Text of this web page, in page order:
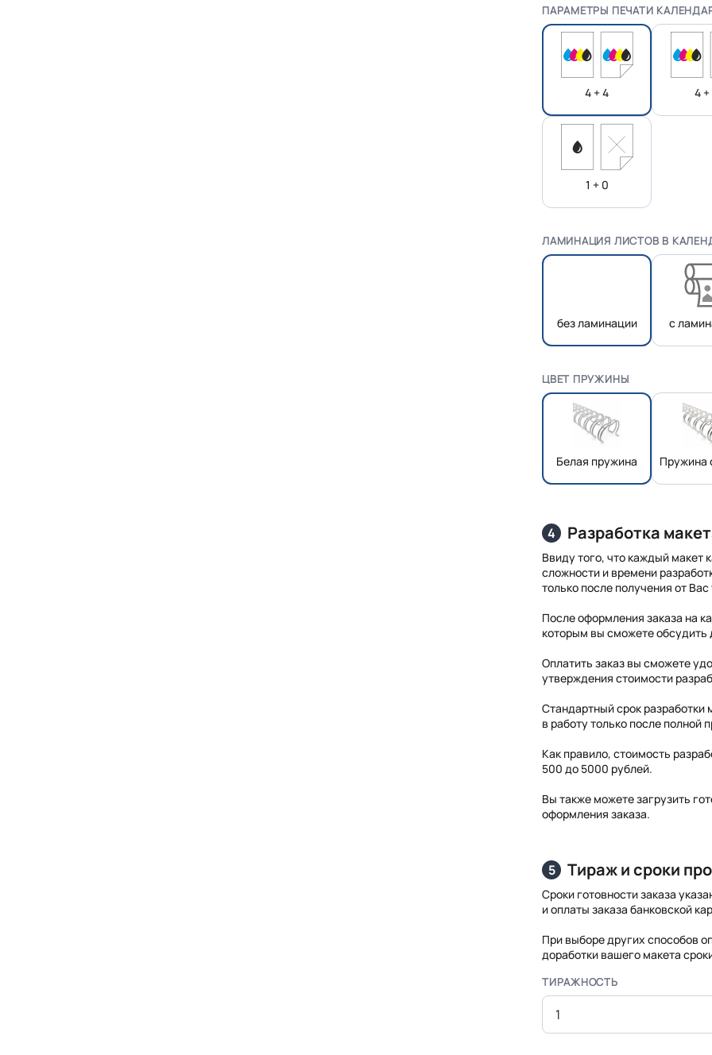
ПАРАМЕТРЫ ПЕЧАТИ
4 + 4 4 +
1 + 0
ЛАМИНАЦИЯ ЛИСТОВ В
без ламинации с
ЦВЕТ ПРУЖИНЫ
Белая пружина Пружина
4 Разработка
Ввиду того, что каждый макет
сложности и времени
только после получения от
После оформления заказа на
которым вы сможете обсудить
Оплатить заказ вы сможете
утверждения стоимости
Стандартный срок разработки
в работу только после полной
Как правило, стоимость
500 до 5000 рублей.
Вы также можете загрузить
оформления заказа.
5 Тираж и сроки
Сроки готовности заказа
и оплаты заказа банковской
При выборе других способов
доработки вашего макета
ТИРАЖНОСТЬ